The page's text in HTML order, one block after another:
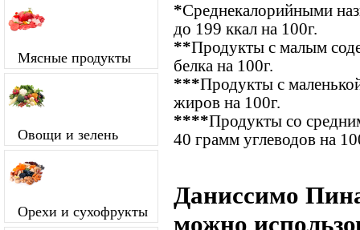
Мясные продукты
Овощи и зелень
Орехи и сухофрукты
*Среднекалорийными
до 199 ккал на 100г.
**Продукты с малым
белка на 100г.
***Продукты с
жиров на 100г.
****Продукты со
40 грамм углеводов на
Даниссимо
можно